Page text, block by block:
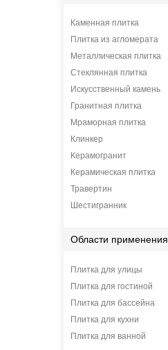
Каменная плитка
Плитка из агломерата
Металлическая плитка
Стеклянная плитка
Искусственный камень
Гранитная плитка
Мраморная плитка
Клинкер
Керамогранит
Керамическая плитка
Травертин
Шестигранник
Области применения
Плитка для улицы
Плитка для гостиной
Плитка для бассейна
Плитка для кухни
Плитка для ванной